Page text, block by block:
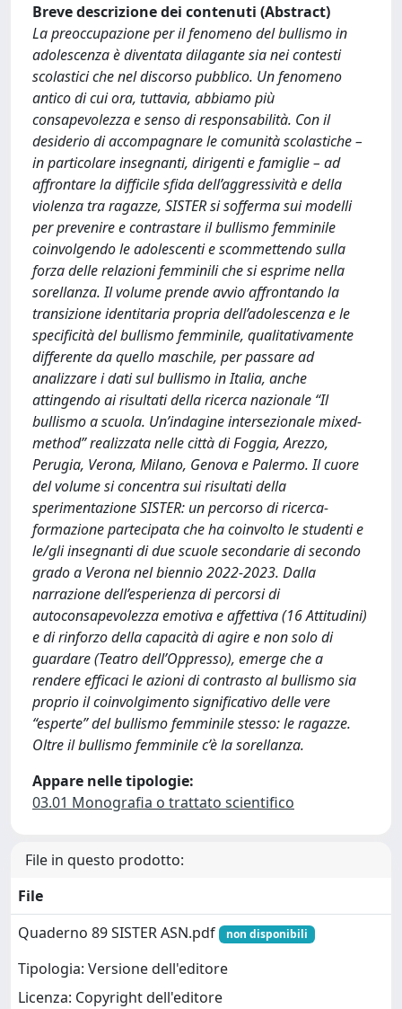
Breve descrizione dei contenuti (Abstract)
La preoccupazione per il fenomeno del bullismo in
adolescenza è diventata dilagante sia nei contesti
scolastici che nel discorso pubblico. Un fenomeno
antico di cui ora, tuttavia, abbiamo più
consapevolezza e senso di responsabilità. Con il
desiderio di accompagnare le comunità scolastiche –
in particolare insegnanti, dirigenti e famiglie – ad
affrontare la difficile sfida dell’aggressività e della
violenza tra ragazze, SISTER si sofferma sui modelli
per prevenire e contrastare il bullismo femminile
coinvolgendo le adolescenti e scommettendo sulla
forza delle relazioni femminili che si esprime nella
sorellanza. Il volume prende avvio affrontando la
transizione identitaria propria dell’adolescenza e le
specificità del bullismo femminile, qualitativamente
differente da quello maschile, per passare ad
analizzare i dati sul bullismo in Italia, anche
attingendo ai risultati della ricerca nazionale “Il
bullismo a scuola. Un’indagine intersezionale mixed-
method” realizzata nelle città di Foggia, Arezzo,
Perugia, Verona, Milano, Genova e Palermo. Il cuore
del volume si concentra sui risultati della
sperimentazione SISTER: un percorso di ricerca-
formazione partecipata che ha coinvolto le studenti e
le/gli insegnanti di due scuole secondarie di secondo
grado a Verona nel biennio 2022-2023. Dalla
narrazione dell’esperienza di percorsi di
autoconsapevolezza emotiva e affettiva (16 Attitudini)
e di rinforzo della capacità di agire e non solo di
guardare (Teatro dell’Oppresso), emerge che a
rendere efficaci le azioni di contrasto al bullismo sia
proprio il coinvolgimento significativo delle vere
“esperte” del bullismo femminile stesso: le ragazze.
Oltre il bullismo femminile c’è la sorellanza.
Appare nelle tipologie:
03.01 Monografia o trattato scientifico
File in questo prodotto:
File
Quaderno 89 SISTER ASN.pdf
non disponibili
Tipologia: Versione dell'editore
Licenza: Copyright dell'editore